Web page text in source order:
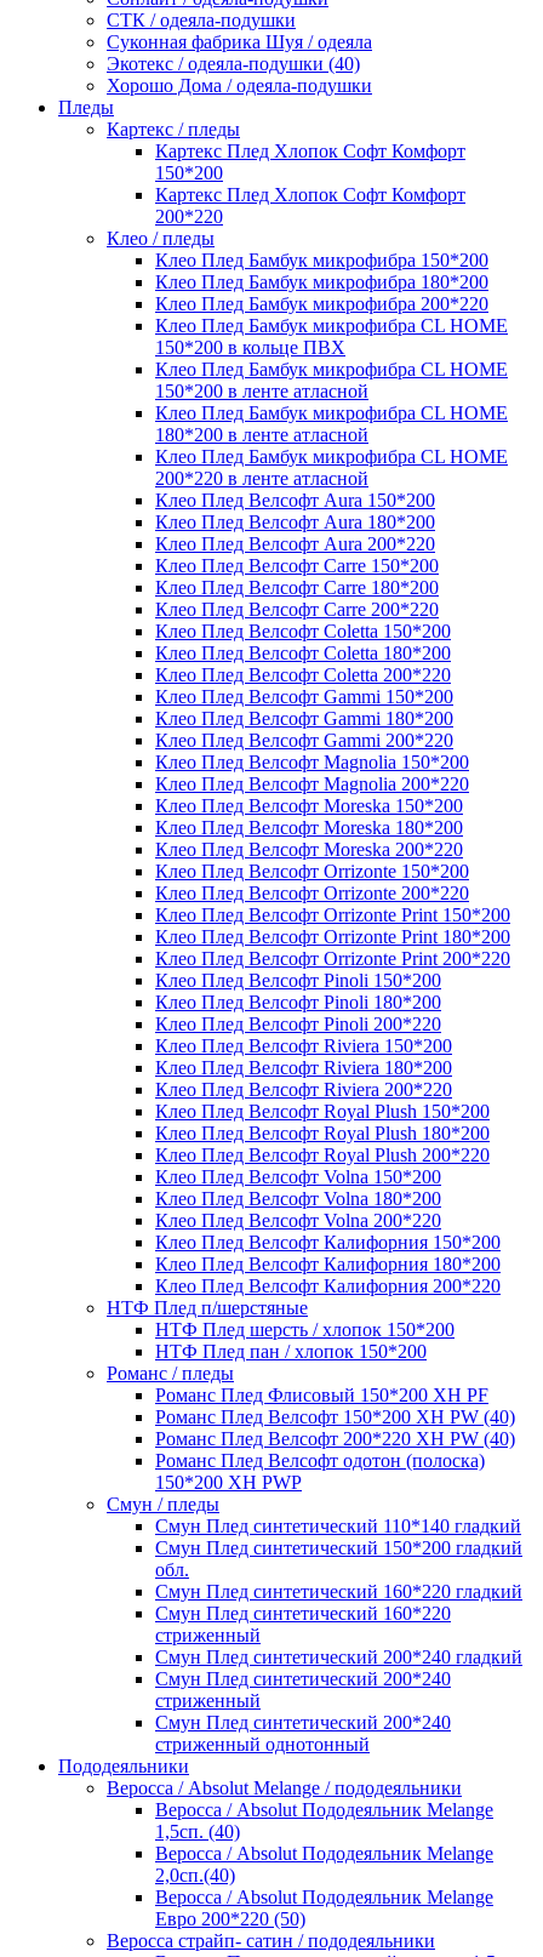
СТК / одеяла-подушки
Суконная фабрика Шуя / одеяла
Экотекс / одеяла-подушки (40)
Хорошо Дома / одеяла-подушки
Пледы
Картекс / пледы
Картекс Плед Хлопок Софт Комфорт
150*200
Картекс Плед Хлопок Софт Комфорт
200*220
Клео / пледы
Клео Плед Бамбук микрофибра 150*200
Клео Плед Бамбук микрофибра 180*200
Клео Плед Бамбук микрофибра 200*220
Клео Плед Бамбук микрофибра CL HOME
150*200 в кольце ПВХ
Клео Плед Бамбук микрофибра CL HOME
150*200 в ленте атласной
Клео Плед Бамбук микрофибра CL HOME
180*200 в ленте атласной
Клео Плед Бамбук микрофибра CL HOME
200*220 в ленте атласной
Клео Плед Велсофт Aura 150*200
Клео Плед Велсофт Aura 180*200
Клео Плед Велсофт Aura 200*220
Клео Плед Велсофт Carre 150*200
Клео Плед Велсофт Carre 180*200
Клео Плед Велсофт Carre 200*220
Клео Плед Велсофт Coletta 150*200
Клео Плед Велсофт Coletta 180*200
Клео Плед Велсофт Coletta 200*220
Клео Плед Велсофт Gammi 150*200
Клео Плед Велсофт Gammi 180*200
Клео Плед Велсофт Gammi 200*220
Клео Плед Велсофт Magnolia 150*200
Клео Плед Велсофт Magnolia 200*220
Клео Плед Велсофт Moreska 150*200
Клео Плед Велсофт Moreska 180*200
Клео Плед Велсофт Moreska 200*220
Клео Плед Велсофт Orrizonte 150*200
Клео Плед Велсофт Orrizonte 200*220
Клео Плед Велсофт Orrizonte Print 150*200
Клео Плед Велсофт Orrizonte Print 180*200
Клео Плед Велсофт Orrizonte Print 200*220
Клео Плед Велсофт Pinoli 150*200
Клео Плед Велсофт Pinoli 180*200
Клео Плед Велсофт Pinoli 200*220
Клео Плед Велсофт Riviera 150*200
Клео Плед Велсофт Riviera 180*200
Клео Плед Велсофт Riviera 200*220
Клео Плед Велсофт Royal Plush 150*200
Клео Плед Велсофт Royal Plush 180*200
Клео Плед Велсофт Royal Plush 200*220
Клео Плед Велсофт Volna 150*200
Клео Плед Велсофт Volna 180*200
Клео Плед Велсофт Volna 200*220
Клео Плед Велсофт Калифорния 150*200
Клео Плед Велсофт Калифорния 180*200
Клео Плед Велсофт Калифорния 200*220
НТФ Плед п/шерстяные
НТФ Плед шерсть / хлопок 150*200
НТФ Плед пан / хлопок 150*200
Романс / пледы
Романс Плед Флисовый 150*200 XH PF
Романс Плед Велсофт 150*200 XH PW (40)
Романс Плед Велсофт 200*220 XH PW (40)
Романс Плед Велсофт одотон (полоска)
150*200 XH PWP
Смун / пледы
Смун Плед синтетический 110*140 гладкий
Смун Плед синтетический 150*200 гладкий
обл.
Смун Плед синтетический 160*220 гладкий
Смун Плед синтетический 160*220
стриженный
Смун Плед синтетический 200*240 гладкий
Смун Плед синтетический 200*240
стриженный
Смун Плед синтетический 200*240
стриженный однотонный
Пододеяльники
Веросса / Absolut Melange / пододеяльники
Веросса / Absolut Пододеяльник Melange
1,5сп. (40)
Веросса / Absolut Пододеяльник Melange
2,0сп.(40)
Веросса / Absolut Пододеяльник Melange
Евро 200*220 (50)
Веросса страйп- сатин / пододеяльники